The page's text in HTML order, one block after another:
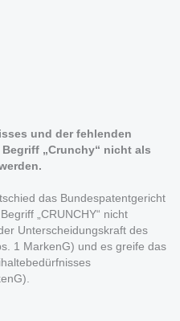
und der fehlenden
„Crunchy“ nicht als
das Bundespatentgericht
„CRUNCHY“ nicht
Unterscheidungskraft des
1 MarkenG) und es greife das